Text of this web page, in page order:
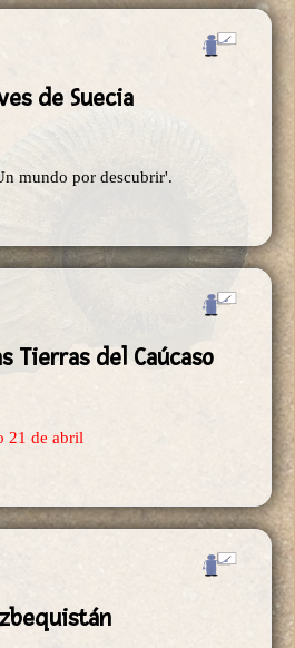
de Suecia
mundo por descubrir'.
Tierras del Caúcaso
21 de abril